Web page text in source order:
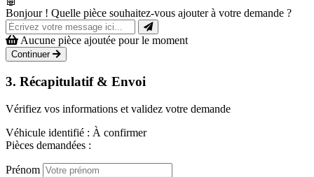
Bonjour ! Quelle pièce souhaitez-vous ajouter à votre demande ?
Aucune pièce ajoutée pour le moment
Continuer
3. Récapitulatif & Envoi
Vérifiez vos informations et validez votre demande
Véhicule identifié : À confirmer
Pièces demandées :
Prénom